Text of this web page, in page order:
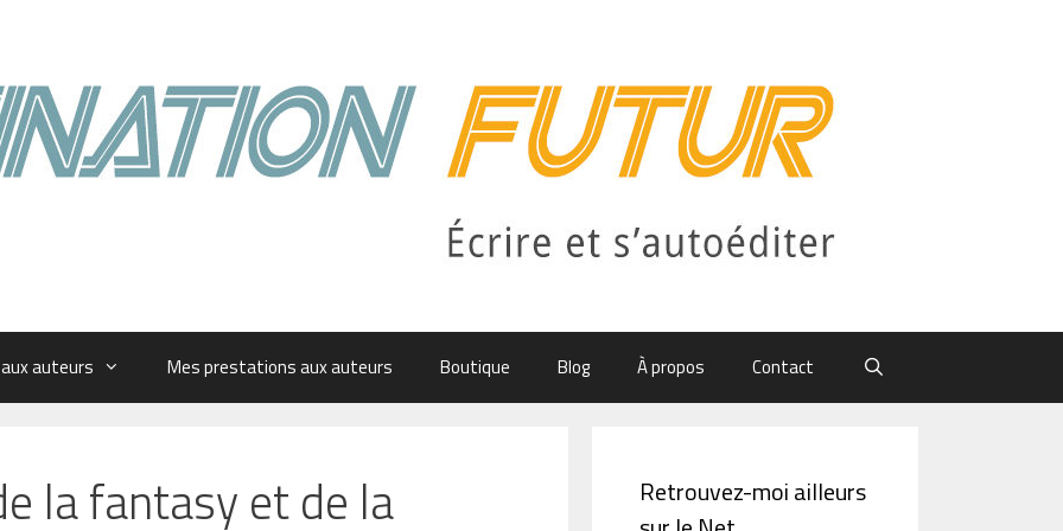
auteurs Mes prestations aux auteurs Boutique Blog À propos Contact
la fantasy et de la
Retrouvez-moi ailleurs